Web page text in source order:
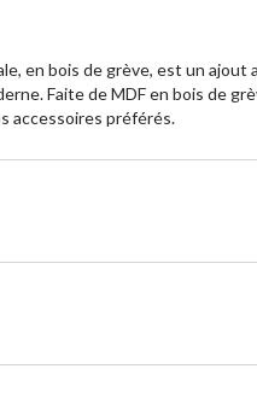
en bois de grève, est un
Faite de MDF en bois de
accessoires préférés.